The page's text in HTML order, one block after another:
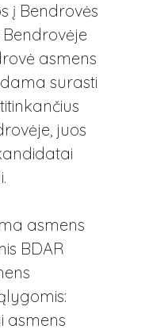
į Bendrovės
asmens
surasti
juos
asmens
BDAR
asmens